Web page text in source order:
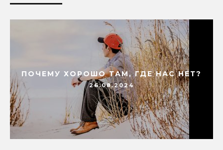
ПОЧЕМУ ХОРОШО ТАМ, ГДЕ НАС НЕТ?
26.08.2024